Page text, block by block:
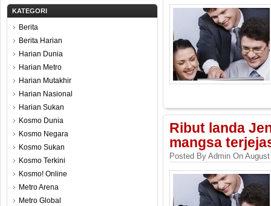
KATEGORI
Berita
Berita Harian
Harian Dunia
Harian Metro
Harian Mutakhir
Harian Nasional
Harian Sukan
Kosmo Dunia
Kosmo Negara
Kosmo Sukan
Kosmo Terkini
Kosmo! Online
Metro Arena
Metro Global
Ribut landa
mangsa
Posted By Admin On